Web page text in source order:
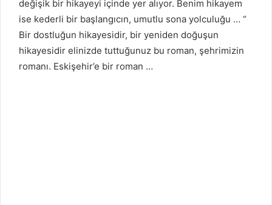
değişik bir hikayeyi içinde yer alıyor. Benim hikayem
ise kederli bir başlangıcın, umutlu sona yolculuğu … “
Bir dostluğun hikayesidir, bir yeniden doğuşun
hikayesidir elinizde tuttuğunuz bu roman, şehrimizin
romanı. Eski­şehir’e bir roman …